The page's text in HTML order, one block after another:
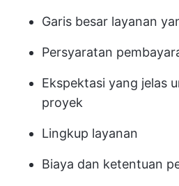
Garis besar layanan
Persyaratan
Ekspektasi yang jelas
proyek
Lingkup layanan
Biaya dan ketentuan